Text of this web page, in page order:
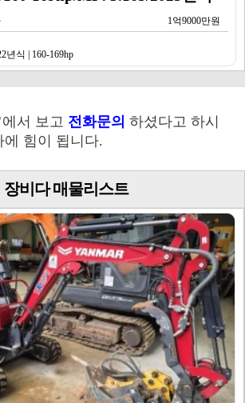
1억9000만원
년식 | 160-169hp
에서 보고 전화문의 하셨다고 하시
에 힘이 됩니다.
장비다 매물리스트